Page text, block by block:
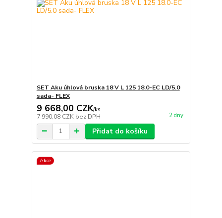
SET Aku úhlová bruska 18 V L 125 18.0-EC LD/5.0
sada- FLEX
9 668,00 CZK/ks
7 990,08 CZK bez DPH 2 dny
Přidat do košíku
Akce